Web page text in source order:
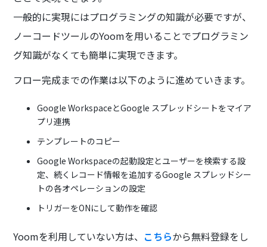
一般的に実現にはプログラミングの知識が必要ですが、
ノーコードツールのYoomを用いることでプログラミン
グ知識がなくても簡単に実現できます。
フロー完成までの作業は以下のように進めていきます。
Google WorkspaceとGoogle スプレッドシートをマイア
プリ連携
テンプレートのコピー
Google Workspaceの起動設定とユーザーを検索する設
定、続くレコード情報を追加するGoogle スプレッドシー
トの各オペレーションの設定
トリガーをONにして動作を確認
Yoomを利用していない方は、 こちらから無料登録をし